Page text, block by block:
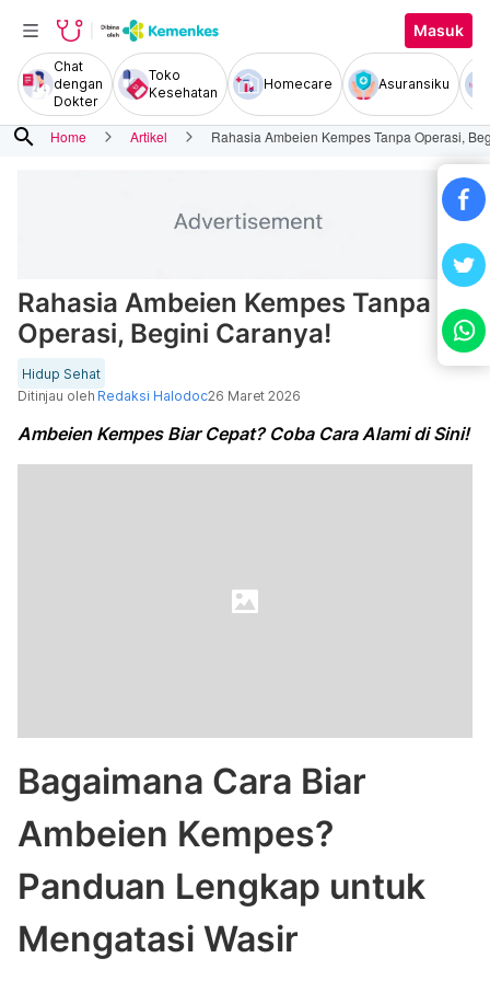
Masuk
Chat
dengan
Dokter
Toko
Kesehatan
Homecare Asuransiku
search Home Artikel Rahasia Ambeien Kempes Tanpa Operasi,
Rahasia Ambeien Kempes Tanpa
Operasi, Begini Caranya!
Hidup Sehat
Ditinjau oleh Redaksi Halodoc26 Maret 2026
Ambeien Kempes Biar Cepat? Coba Cara Alami di Sini!
Bagaimana Cara Biar
Ambeien Kempes?
Panduan Lengkap untuk
Mengatasi Wasir